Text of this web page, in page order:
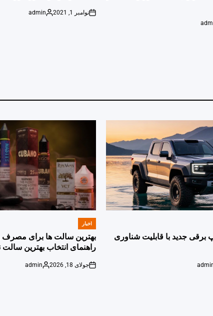
on
نوامبر 1, 2021
Posted
admin
برقی جدید با قابلیت شناوری
POSTED
اخبار
بهترین سالت ها برای مصرف
راهنمای انتخاب بهترین سالت
on
جولای 18, 2026
Posted
admin